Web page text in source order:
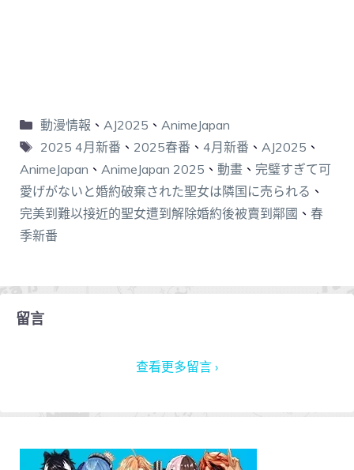
動漫情報 、 AJ2025 、 AnimeJapan
2025 4月新番 、 2025春番 、 4月新番 、 AJ2025 、
AnimeJapan 、 AnimeJapan 2025 、 動畫 、 完璧すぎて可
愛げがないと婚約破棄された聖女は隣国に売られる 、
完美到難以接近的聖女遭到解除婚約後被賣到鄰國 、 春
季新番
留言
查看更多留言 ›